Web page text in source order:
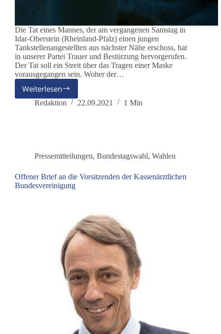
Die Tat eines Mannes, der am vergangenen Samstag in
Idar-Oberstein (Rheinland-Pfalz) einen jungen
Tankstellenangestellten aus nächster Nähe erschoss, hat
in unserer Partei Trauer und Bestürzung hervorgerufen.
Der Tat soll ein Streit über das Tragen einer Maske
vorausgegangen sein. Woher der…
Weiterlesen
Entsetzen
über
Idar-
Oberstein
Redaktion 22.09.2021 1 Min
Pressemitteilungen, Bundestagswahl, Wahlen
Offener Brief an die Vorsitzenden der Kassenärztlichen
Bundesvereinigung